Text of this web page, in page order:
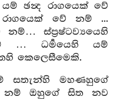
ඡන්‍ද රාගයෙක් වේ
වේ නම් ...
නම්… ස්ප්‍රෂ්ටව්‍යයෙහි
… ධර්‍මයෙහි යම්
කෙලෙසීමෙකි.
සතැන්හි මහණහුගේ
නම් ඔහුගේ සිත නව